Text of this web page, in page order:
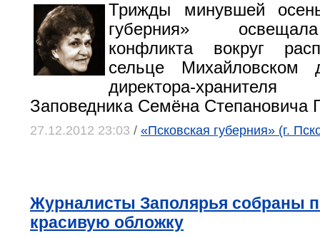
Трижды минувшей
губерния»
конфликта вокруг
сельце Михайловском
директора-
Заповедника Семёна Степановича
27.12.2012 23:03 / «Псковская губерния» (г.
Журналисты Заполярья собраны
красивую обложку